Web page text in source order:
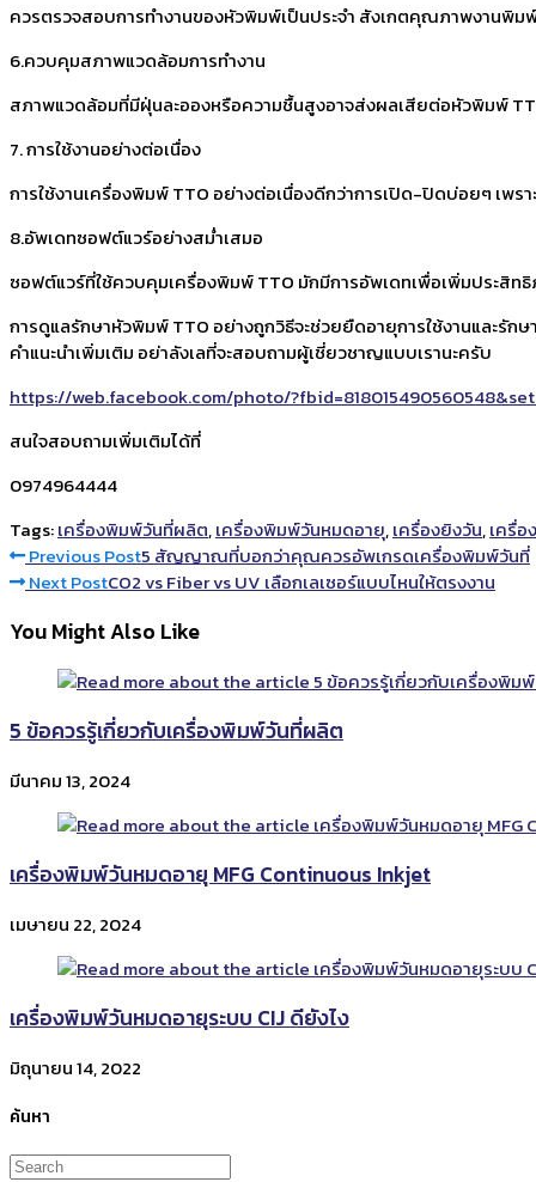
ควรตรวจสอบการทำงานของหัวพิมพ์เป็นประจำ สังเกตคุณภาพงานพิ
6.ควบคุมสภาพแวดล้อมการทำงาน
สภาพแวดล้อมที่มีฝุ่นละอองหรือความชื้นสูงอาจส่งผลเสียต่อหัวพิมพ์
7. การใช้งานอย่างต่อเนื่อง
การใช้งานเครื่องพิมพ์ TTO อย่างต่อเนื่องดีกว่าการเปิด-ปิดบ่อยๆ เพร
8.อัพเดทซอฟต์แวร์อย่างสม่ำเสมอ
ซอฟต์แวร์ที่ใช้ควบคุมเครื่องพิมพ์ TTO มักมีการอัพเดทเพื่อเพิ่มประสิท
การดูแลรักษาหัวพิมพ์ TTO อย่างถูกวิธีจะช่วยยืดอายุการใช้งานและรั
คำแนะนำเพิ่มเติม อย่าลังเลที่จะสอบถามผู้เชี่ยวชาญแบบเรานะครับ
https://web.facebook.com/photo/
สนใจสอบถามเพิ่มเติมได้ที่
0974964444
Tags:เครื่องพิมพ์วันที่ผลิต,เครื่องพิมพ์วันหมดอายุ,เครื่องยิงวัน,เครื่อ
Previous Post5 สัญญาณที่บอกว่าคุณควรอัพเกรดเครื่องพิมพ์วันที่
Next PostCO2 vs Fiber vs UV เลือกเลเซอร์แบบไหนให้ตรงงาน
You Might Also Like
5 ข้อควรรู้เกี่ยวกับเครื่องพิมพ์วันที่ผลิต
มีนาคม 13, 2024
เครื่องพิมพ์วันหมดอายุ MFG Continuous Inkjet
เมษายน 22, 2024
เครื่องพิมพ์วันหมดอายุระบบ CIJ ดียังไง
มิถุนายน 14, 2022
ค้นหา